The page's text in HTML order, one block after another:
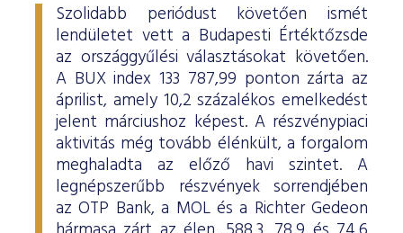
Szolidabb periódust követően ismét
lendületet vett a Budapesti Értéktőzsde
az országgyűlési választásokat követően.
A BUX index 133 787,99 ponton zárta az
áprilist, amely 10,2 százalékos emelkedést
jelent márciushoz képest. A részvénypiaci
aktivitás még tovább élénkült, a forgalom
meghaladta az előző havi szintet. A
legnépszerűbb részvények sorrendjében
az OTP Bank, a MOL és a Richter Gedeon